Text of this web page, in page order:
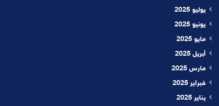
يوليو 2025
يونيو 2025
مايو 2025
أبريل 2025
مارس 2025
فبراير 2025
يناير 2025